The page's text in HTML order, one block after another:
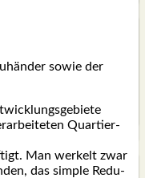
sowie der
Quar­tier­
Man wer­kelt zwar
das simp­le Redu­